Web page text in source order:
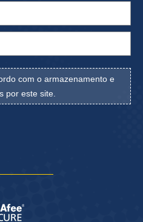
com o armazenamento e
por este site.